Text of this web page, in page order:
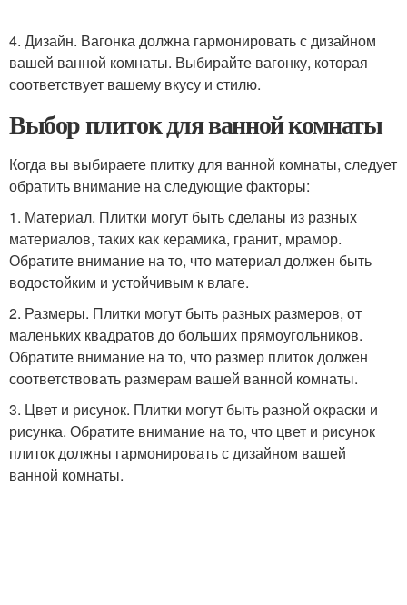
4. Дизайн. Вагонка должна гармонировать с дизайном
вашей ванной комнаты. Выбирайте вагонку, которая
соответствует вашему вкусу и стилю.
Выбор плиток для ванной комнаты
Когда вы выбираете плитку для ванной комнаты, следует
обратить внимание на следующие факторы:
1. Материал. Плитки могут быть сделаны из разных
материалов, таких как керамика, гранит, мрамор.
Обратите внимание на то, что материал должен быть
водостойким и устойчивым к влаге.
2. Размеры. Плитки могут быть разных размеров, от
маленьких квадратов до больших прямоугольников.
Обратите внимание на то, что размер плиток должен
соответствовать размерам вашей ванной комнаты.
3. Цвет и рисунок. Плитки могут быть разной окраски и
рисунка. Обратите внимание на то, что цвет и рисунок
плиток должны гармонировать с дизайном вашей
ванной комнаты.